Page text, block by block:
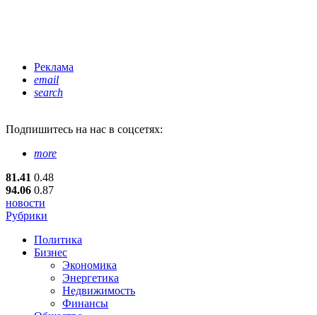
Реклама
email
search
Подпишитесь на нас в соцсетях:
more
81.41 0.48
94.06 0.87
новости
Рубрики
Политика
Бизнес
Экономика
Энергетика
Недвижимость
Финансы